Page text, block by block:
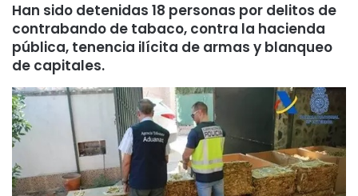
Han sido detenidas 18 personas por delitos de
contrabando de tabaco, contra la hacienda
pública, tenencia ilícita de armas y blanqueo
de capitales.